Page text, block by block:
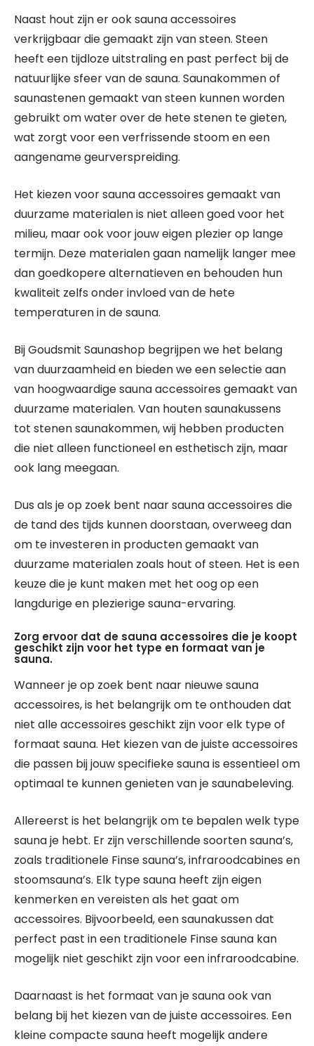
Naast hout zijn er ook sauna accessoires
verkrijgbaar die gemaakt zijn van steen. Steen
heeft een tijdloze uitstraling en past perfect bij de
natuurlijke sfeer van de sauna. Saunakommen of
saunastenen gemaakt van steen kunnen worden
gebruikt om water over de hete stenen te gieten,
wat zorgt voor een verfrissende stoom en een
aangename geurverspreiding.
Het kiezen voor sauna accessoires gemaakt van
duurzame materialen is niet alleen goed voor het
milieu, maar ook voor jouw eigen plezier op lange
termijn. Deze materialen gaan namelijk langer mee
dan goedkopere alternatieven en behouden hun
kwaliteit zelfs onder invloed van de hete
temperaturen in de sauna.
Bij Goudsmit Saunashop begrijpen we het belang
van duurzaamheid en bieden we een selectie aan
van hoogwaardige sauna accessoires gemaakt van
duurzame materialen. Van houten saunakussens
tot stenen saunakommen, wij hebben producten
die niet alleen functioneel en esthetisch zijn, maar
ook lang meegaan.
Dus als je op zoek bent naar sauna accessoires die
de tand des tijds kunnen doorstaan, overweeg dan
om te investeren in producten gemaakt van
duurzame materialen zoals hout of steen. Het is een
keuze die je kunt maken met het oog op een
langdurige en plezierige sauna-ervaring.
Zorg ervoor dat de sauna accessoires die je koopt
geschikt zijn voor het type en formaat van je
sauna.
Wanneer je op zoek bent naar nieuwe sauna
accessoires, is het belangrijk om te onthouden dat
niet alle accessoires geschikt zijn voor elk type of
formaat sauna. Het kiezen van de juiste accessoires
die passen bij jouw specifieke sauna is essentieel om
optimaal te kunnen genieten van je saunabeleving.
Allereerst is het belangrijk om te bepalen welk type
sauna je hebt. Er zijn verschillende soorten sauna’s,
zoals traditionele Finse sauna’s, infraroodcabines en
stoomsauna’s. Elk type sauna heeft zijn eigen
kenmerken en vereisten als het gaat om
accessoires. Bijvoorbeeld, een saunakussen dat
perfect past in een traditionele Finse sauna kan
mogelijk niet geschikt zijn voor een infraroodcabine.
Daarnaast is het formaat van je sauna ook van
belang bij het kiezen van de juiste accessoires. Een
kleine compacte sauna heeft mogelijk andere